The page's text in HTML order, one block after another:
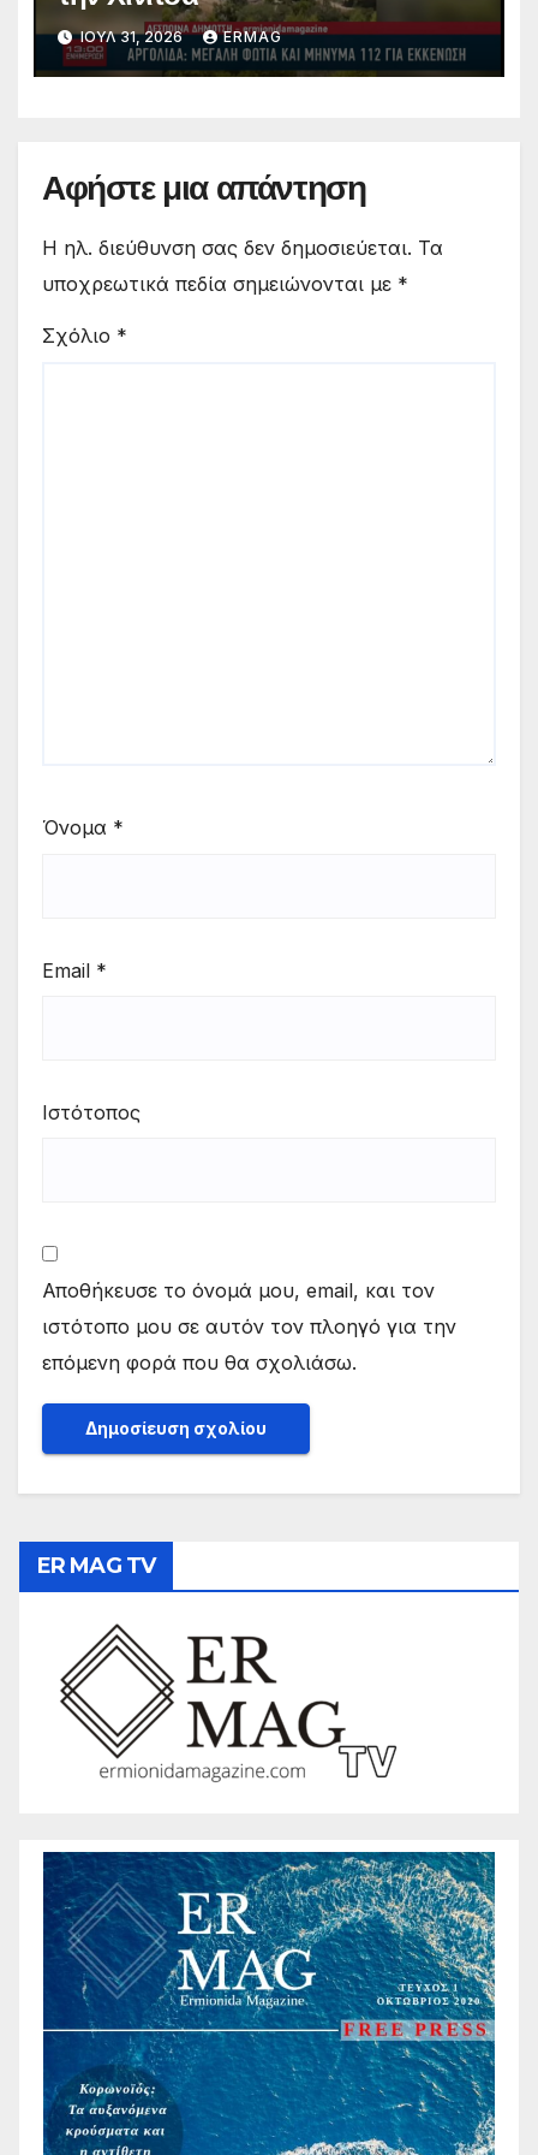
ΙΟΎΛ 31, 2026 ERMAG
Αφήστε μια απάντηση
Η ηλ. διεύθυνση σας δεν δημοσιεύεται. Τα
υποχρεωτικά πεδία σημειώνονται με *
Σχόλιο *
Όνομα *
Email *
Ιστότοπος
Αποθήκευσε το όνομά μου, email, και τον
ιστότοπο μου σε αυτόν τον πλοηγό για την
επόμενη φορά που θα σχολιάσω.
ER MAG TV